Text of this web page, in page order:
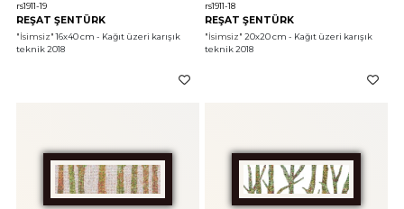
rs1911-19
REŞAT ŞENTÜRK
"İsimsiz" 16x40 cm - Kağıt üzeri karışık
teknik 2018
rs1911-18
REŞAT ŞENTÜRK
"İsimsiz" 20x20 cm - Kağıt üzeri karışık
teknik 2018